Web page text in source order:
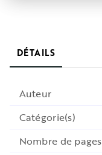
DÉTAILS
Auteur
Catégorie(s)
Nombre de pages